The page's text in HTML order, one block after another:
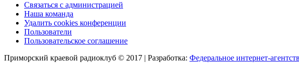
Связаться с администрацией
Наша команда
Удалить cookies конференции
Пользователи
Пользовательское соглашение
Приморский краевой радиоклуб © 2017 | Разработка: Федеральное интернет-